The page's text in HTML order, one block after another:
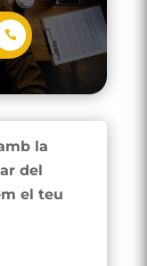
la
del
el teu